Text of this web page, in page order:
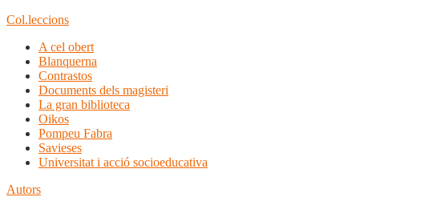
Col.leccions
A cel obert
Blanquerna
Contrastos
Documents dels magisteri
La gran biblioteca
Oikos
Pompeu Fabra
Savieses
Universitat i acció socioeducativa
Autors